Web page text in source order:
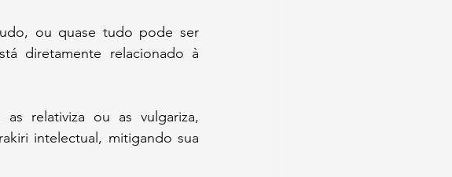
ou quase tudo pode ser
diretamente relacionado à
relativiza ou as vulgariza,
intelectual, mitigando sua